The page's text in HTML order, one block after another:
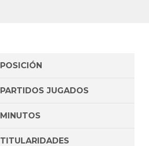
POSICIÓN
PARTIDOS JUGADOS
MINUTOS
TITULARIDADES